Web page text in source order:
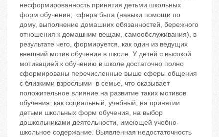
несформированность принятия детьми школьных
форм обучения; сфера быта (навыки помощи по
дому, выполнение домашних обязанностей, бережного
отношения к домашним вещам, самообслуживания), в
результате чего, формируется, как один из ведущих
внешний мотив обучения в школе. У детей с высокой
мотивацией к обучению в школе достаточно полно
сформированы перечисленные выше сферы общения
с близкими взрослыми в семье, что оказывает
положительное влияние на развитие таких мотивов
обучения, как социальный, учебный, на принятии
детьми школьных форм обучения, на выбор
дошкольниками деятельности, имеющей учебно-
школьное содержание. Выявленная недостаточность